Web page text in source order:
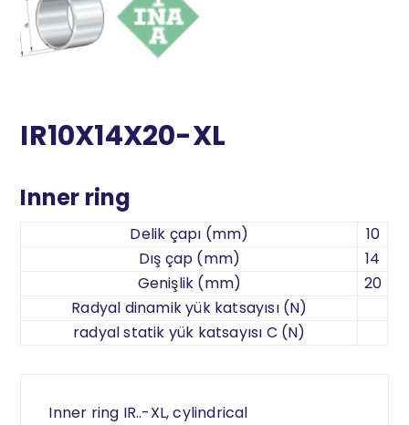
IR10X14X20-XL
Inner ring
Delik çapı (mm)
10
Dış çap (mm)
14
Genişlik (mm)
20
Radyal dinamik yük katsayısı (N)
radyal statik yük katsayısı C (N)
Inner ring IR..-XL, cylindrical